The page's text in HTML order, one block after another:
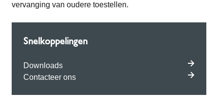
vervanging van oudere toestellen.
Snelkoppelingen
Downloads
Contacteer ons